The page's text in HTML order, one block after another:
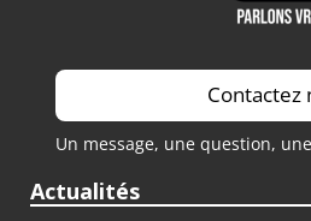
Contactez
Un message, une question,
Actualités